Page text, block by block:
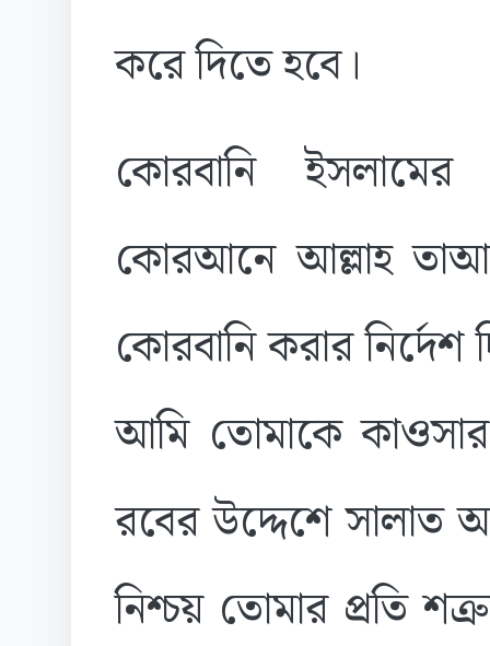
করে দিতে হবে।
কোরবানি
কোরআনে আল্লাহ
কোরবানি করার
আমি তোমাকে
রবের উদ্দেশে
নিশ্চয় তোমার প্রতি